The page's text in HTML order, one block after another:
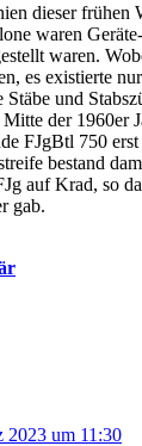
dieser frühen
waren
waren.
es existierte
und
der 1960er
FJgBtl 750
bestand
auf Krad, so
gab.
2023 um 11:30